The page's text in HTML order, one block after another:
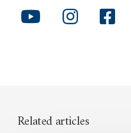
Related articles